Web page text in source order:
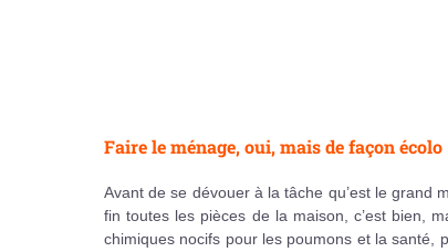
Faire le ménage, oui, mais de façon écolo
Avant de se dévouer à la tâche qu’est le grand
fin toutes les pièces de la maison, c’est bien,
chimiques nocifs pour les poumons et la santé,